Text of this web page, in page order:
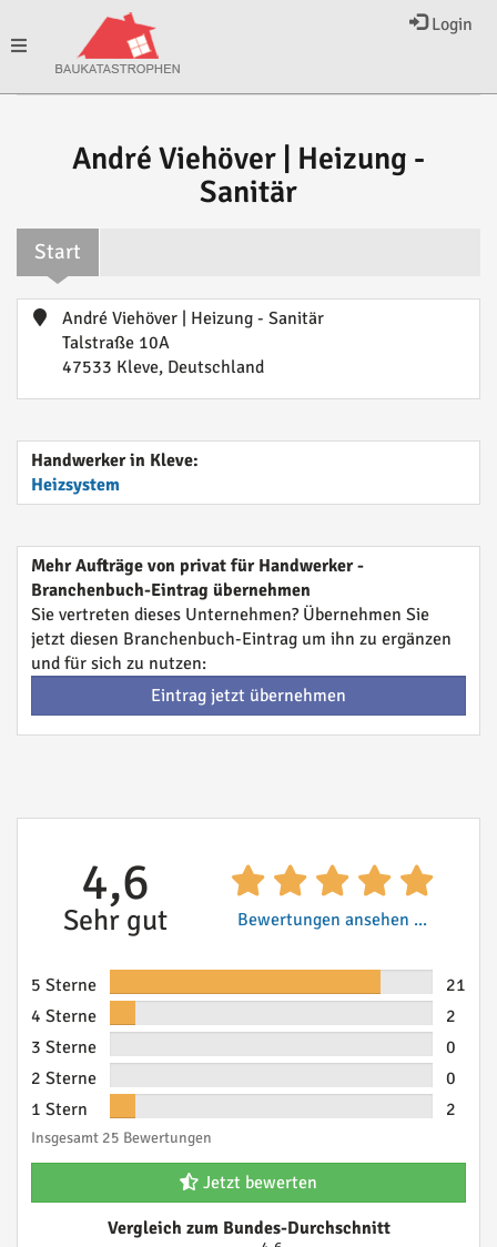
Login
Toggle
André Viehöver | Heizung -
Sanitär
Start
André Viehöver | Heizung - Sanitär
Talstraße 10A
47533 Kleve, Deutschland
Handwerker in Kleve:
Heizsystem
Mehr Aufträge von privat für Handwerker -
Branchenbuch-Eintrag übernehmen
Sie vertreten dieses Unternehmen? Übernehmen Sie
jetzt diesen Branchenbuch-Eintrag um ihn zu ergänzen
und für sich zu nutzen:
Eintrag jetzt übernehmen
4,6
Sehr gut Bewertungen ansehen ...
5 Sterne
21
4 Sterne
2
3 Sterne
0
2 Sterne
0
1 Stern
2
Insgesamt 25 Bewertungen
Jetzt bewerten
Vergleich zum Bundes-Durchschnitt